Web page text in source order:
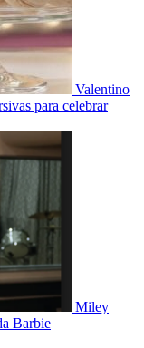
Valentino
para celebrar
Miley
Barbie